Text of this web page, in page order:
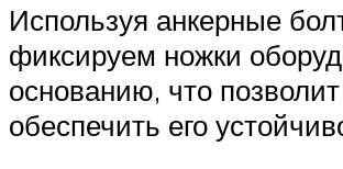
Используя анкерные
фиксируем ножки
основанию, что позволит
обеспечить его